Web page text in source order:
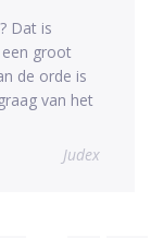
Dat is
een groot
de orde is
van het
Judex